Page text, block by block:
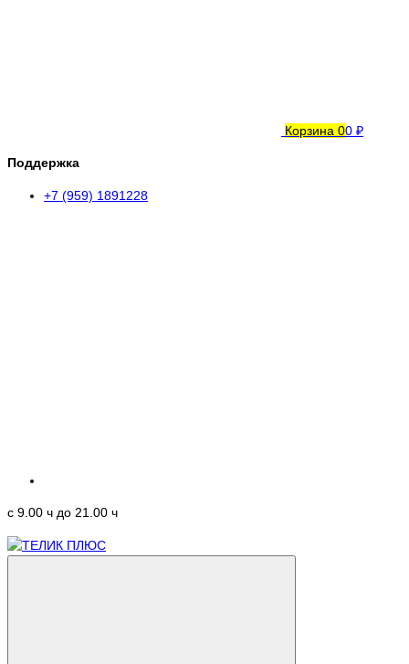
Корзина 00 ₽
Поддержка
+7 (959) 1891228
c 9.00 ч до 21.00 ч